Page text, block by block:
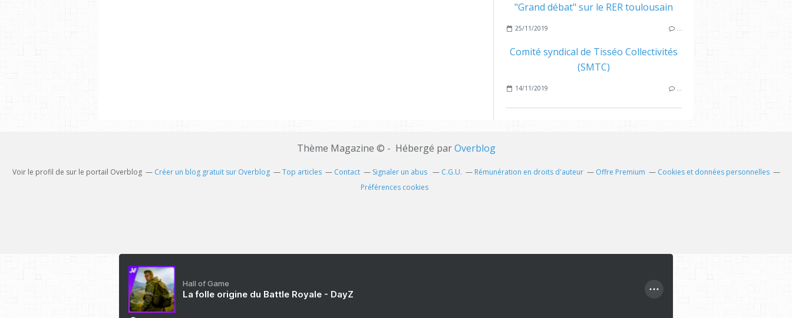
"Grand débat" sur le RER toulousain
25/11/2019 …
Comité syndical de Tisséo Collectivités
(SMTC)
14/11/2019 …
Thème Magazine © - Hébergé parOverblog
Voir le profil de sur le portail Overblog Créer un blog gratuit sur Overblog Top articles Contact Signaler un abus C.G.U. Rémunération en droits d'auteur Offre Premium
Cookies et données personnelles
Préférences cookies
Hall of Game
La folle origine du Battle Royale - DayZ